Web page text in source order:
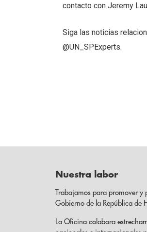
contacto con Jeremy
Siga las noticias
@UN_SPExperts.
Nuestra labor
Trabajamos para promover
Gobierno de la República de
La Oficina colabora